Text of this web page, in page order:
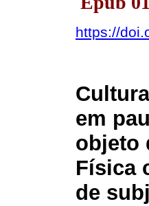
https://
em
objeto
Física
de